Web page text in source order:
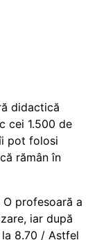
didactică
cei 1.500 de
pot folosi
rămân în
profesoară a
iar după
8.70 / Astfel